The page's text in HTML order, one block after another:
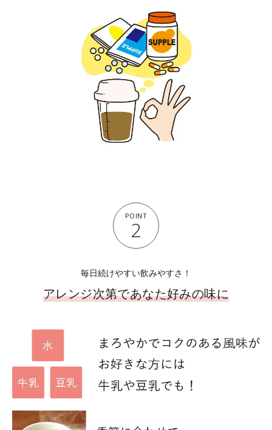
POINT
2
毎日続けやすい飲みやすさ！
アレンジ次第であなた好みの味に